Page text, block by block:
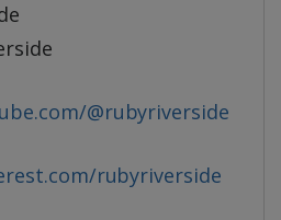
@rubyriverside
rubyriverside